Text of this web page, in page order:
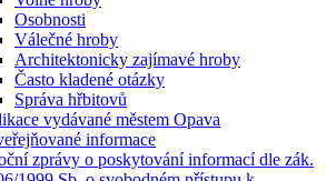
Osobnosti
Válečné hroby
Architektonicky zajímavé hroby
Často kladené otázky
Správa hřbitovů
vydávané městem Opava
informace
zprávy o poskytování informací dle zák.